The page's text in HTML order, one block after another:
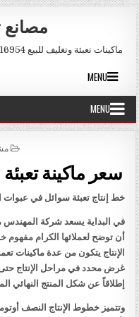
Skip to content
مصانع
ماكينات تعبئة وتغليف للبيع 01211116954 – 01211116956 – 01211116958
MENU
MENU
سعر ماكينة
خط إنتاج تعبئة سوائل في عبوات
في البداية يسعد شركة المهندس
أن توضح لعملائها الكرام مفهوم
الإنتاج يتكون من عدة ماكينات
غرض محدد في مراحل الإنتاج حتى
إطلاقاً عن شكل المنتج النهائي
وتتميز خطوط الإنتاج النصف